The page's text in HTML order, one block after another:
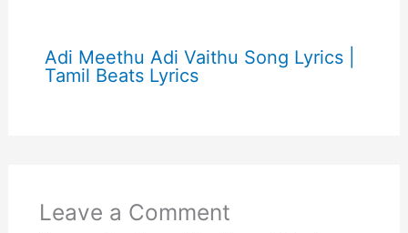
Adi Meethu Adi Vaithu Song Lyrics |
Tamil Beats Lyrics
Leave a Comment